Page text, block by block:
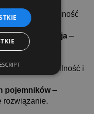
– oszczędność
konstrukcja–
i centrów
mobilność i
pojemników–
rozwiązanie.